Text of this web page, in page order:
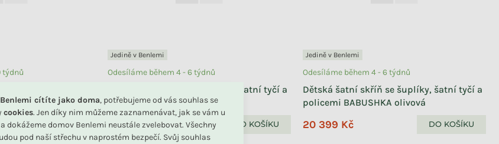
cítíte jako doma, potřebujeme od vás souhlas se
cookies. Jen díky nim můžeme zaznamenávat, jak se vám u
dokážeme domov Benlemi neustále zvelebovat. Všechny
pod naší střechu v naprostém bezpečí. Svůj souhlas
s policemi a
bílá
týdnů
DO KOŠÍKU
Jedině v Benlemi
Dětská šatní skříň se šuplíky, šatní tyčí a
policemi BABUSHKA bílá
Odesíláme během 4 - 6 týdnů
20 399 Kč DO KOŠÍKU
Jedině v Benlemi
Dětská šatní skříň se šuplíky, šatní tyčí a
policemi BABUSHKA olivová
Odesíláme během 4 - 6 týdnů
20 399 Kč DO KOŠÍKU